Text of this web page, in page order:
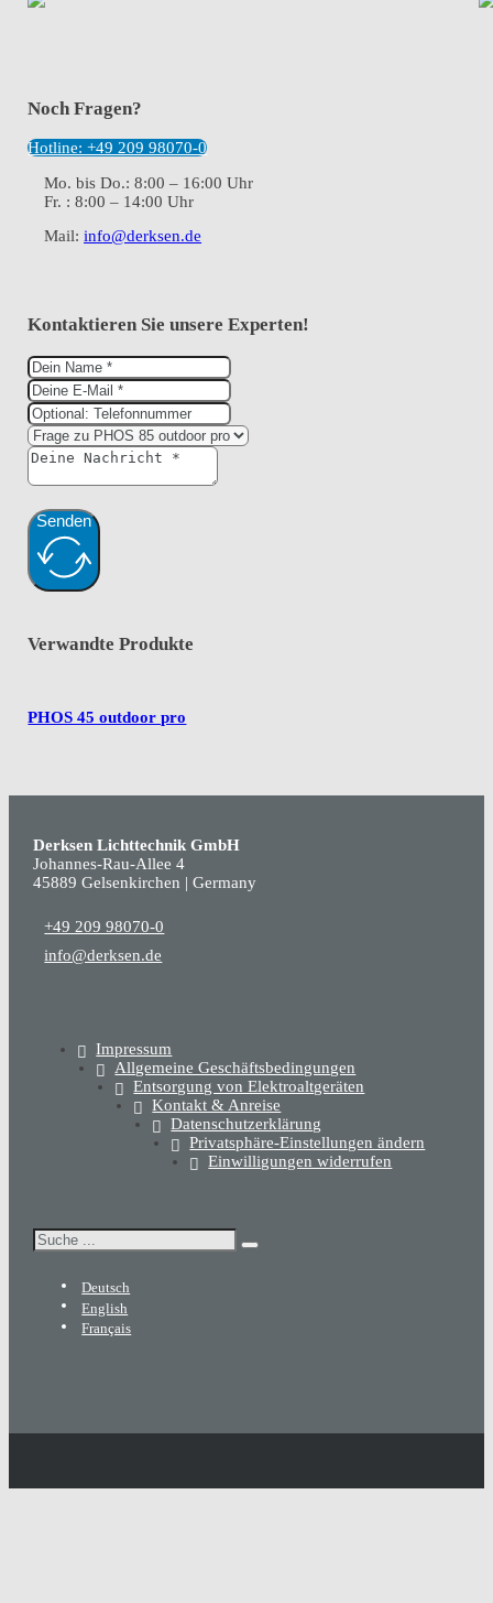
Noch Fragen?
Hotline: +49 209 98070-0
Mo. bis Do.: 8:00 – 16:00 Uhr
Fr. : 8:00 – 14:00 Uhr
Mail:info@derksen.de
Kontaktieren Sie unsere Experten!
Senden
Verwandte Produkte
PHOS 45 outdoor pro
Derksen Lichttechnik GmbH
Johannes-Rau-Allee 4
45889 Gelsenkirchen | Germany
+49 209 98070-0
info@derksen.de
Impressum
Allgemeine Geschäftsbedingungen
Entsorgung von Elektroaltgeräten
Kontakt & Anreise
Datenschutzerklärung
Privatsphäre-Einstellungen ändern
Einwilligungen widerrufen
Suchen
Deutsch
English
Français